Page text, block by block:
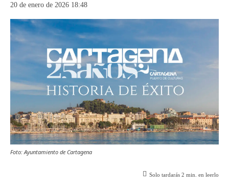
20 de enero de 2026 18:48
Foto: Ayuntamiento de Cartagena
Solo tardarás 2 min. en leerlo